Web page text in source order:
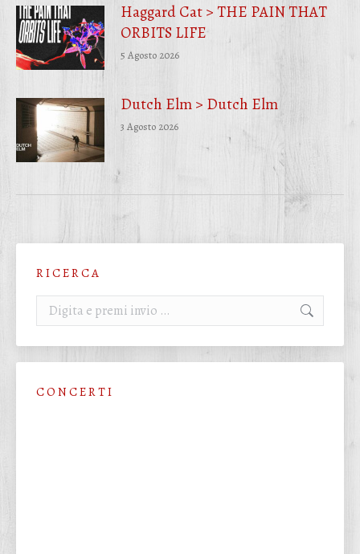
Haggard Cat > THE PAIN THAT
ORBITS LIFE
5 Agosto 2026
Dutch Elm > Dutch Elm
3 Agosto 2026
R I C E R C A
Cerca:
C O N C E R T I